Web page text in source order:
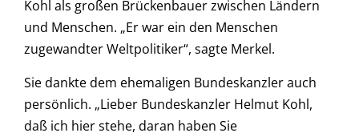
Kohl als großen Brückenbauer zwischen Ländern
und Menschen. „Er war ein den Menschen
zugewandter Weltpolitiker“, sagte Merkel.
Sie dankte dem ehemaligen Bundeskanzler auch
persönlich. „Lieber Bundeskanzler Helmut Kohl,
daß ich hier stehe, daran haben Sie